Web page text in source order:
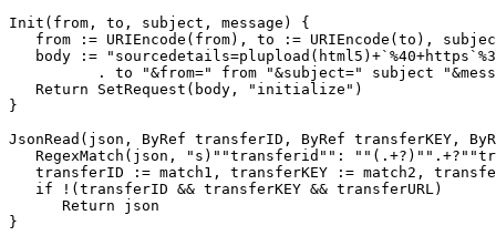
Init(from, to, subject, message) {
from := URIEncode(from), to := URIEncode(to),
body :=
. to "&from=" from "&subject=" subject
   Return SetRequest(body, "initialize")
}
JsonRead(json, ByRef transferID, ByRef transferKEY,
RegexMatch(json, "s)""transferid"":
transferID := match1, transferKEY := match2,
   if !(transferID && transferKEY && transferURL)
      Return json
}